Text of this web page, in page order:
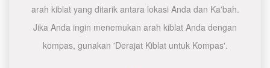
arah kiblat yang ditarik antara lokasi Anda dan Ka'bah.
Jika Anda ingin menemukan arah kiblat Anda dengan
kompas, gunakan 'Derajat Kiblat untuk Kompas'.